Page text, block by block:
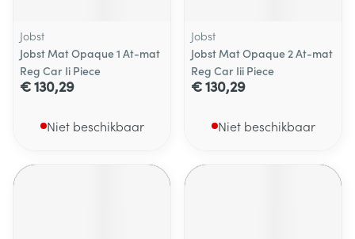
Jobst
Jobst Mat Opaque 1 At-mat
Reg Car Ii Piece
€ 130,29
Niet beschikbaar
Jobst
Jobst Mat Opaque 2 At-mat
Reg Car Iii Piece
€ 130,29
Niet beschikbaar